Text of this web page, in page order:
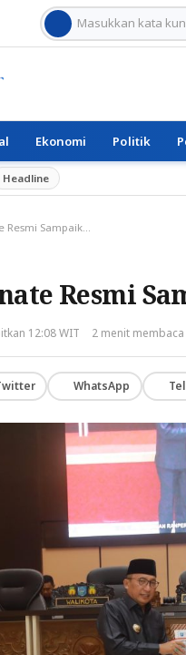
Ekonomi Politik
Headline
Wali Kota Ternate Resmi Sampaikan RPJPD 2025-2055
Resmi
12:08 WIT 2 menit membaca
WhatsApp